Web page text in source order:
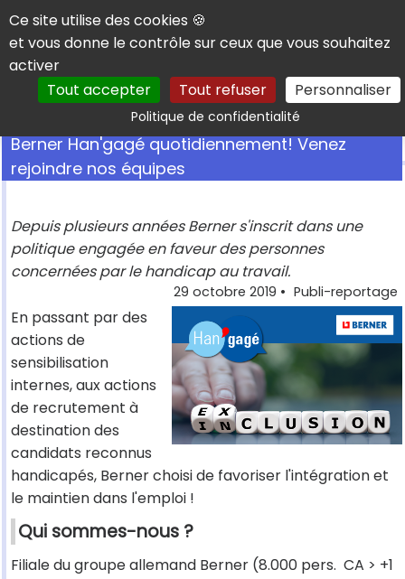
Panneau de gestion des cookies
Ce site utilise des cookies 🍪
et vous donne le contrôle sur ceux que vous souhaitez
activer
Tout accepter
Tout refuser Personnaliser
Politique de confidentialitéRechercher
Berner Han'gagé quotidiennement! Venez
rejoindre nos équipes
Depuis plusieurs années Berner s'inscrit dans une
politique engagée en faveur des personnes
concernées par le handicap au travail.
29 octobre 2019 • Publi-reportage
En passant par des
actions de
sensibilisation
internes, aux actions
de recrutement à
destination des
candidats reconnus
handicapés, Berner choisi de favoriser l'intégration et
le maintien dans l'emploi !
Qui sommes-nous ?
Filiale du groupe allemand Berner (8.000 pers.  CA > +1